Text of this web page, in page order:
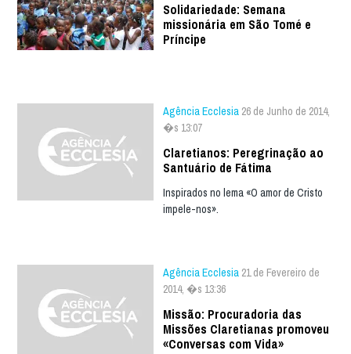
Solidariedade: Semana
missionária em São Tomé e
Príncipe
Agência Ecclesia 26 de Junho de 2014,
�s 13:07
Claretianos: Peregrinação ao
Santuário de Fátima
Inspirados no lema «O amor de Cristo
impele-nos».
Agência Ecclesia 21 de Fevereiro de
2014, �s 13:36
Missão: Procuradoria das
Missões Claretianas promoveu
«Conversas com Vida»